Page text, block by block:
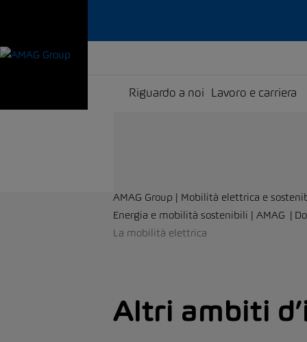
Riguardo a noi Lavoro e carriera
AMAG Group | Mobilità elettrica e
Energia e mobilità sostenibili | AMAG
La mobilità elettrica
Altri ambiti